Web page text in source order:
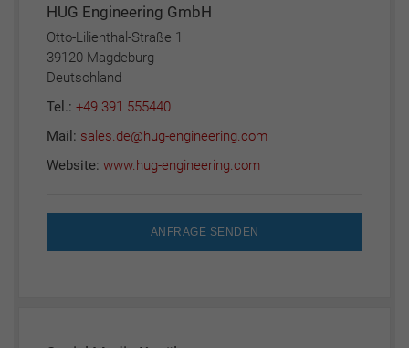
HUG Engineering GmbH
Otto-Lilienthal-Straße 1
39120 Magdeburg
Deutschland
Tel.: +49 391 555440
Mail: sales.de@hug-engineering.com
Website: www.hug-engineering.com
ANFRAGE SENDEN